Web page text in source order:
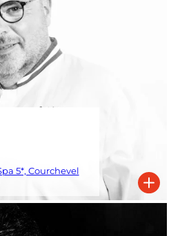
5*, Courchevel